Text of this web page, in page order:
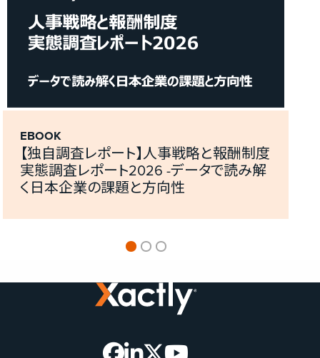
EBOOK
【独自調査レポート】人事戦略と報酬制度
実態調査レポート2026 -データで読み解
く日本企業の課題と方向性